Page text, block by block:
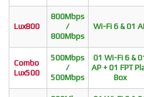
Lux800
800Mbps
/
800Mbps
Wi-Fi 6 & 01
Combo
Lux500
500Mbps
/
500Mbps
01 Wi-Fi 6 &
AP + 01 FPT
Box